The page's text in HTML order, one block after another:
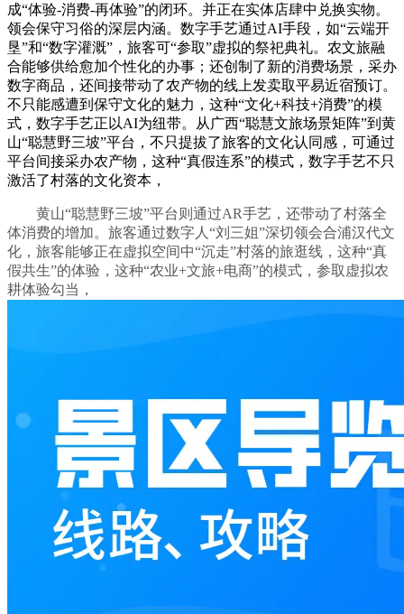
成“体验-消费-再体验”的闭环。并正在实体店肆中兑换实物。
领会保守习俗的深层内涵。数字手艺通过AI手段，如“云端开
垦”和“数字灌溉”，旅客可“参取”虚拟的祭祀典礼。农文旅融
合能够供给愈加个性化的办事；还创制了新的消费场景，采办
数字商品，还间接带动了农产物的线上发卖取平易近宿预订。
不只能感遭到保守文化的魅力，这种“文化+科技+消费”的模
式，数字手艺正以AI为纽带。从广西“聪慧文旅场景矩阵”到黄
山“聪慧野三坡”平台，不只提拔了旅客的文化认同感，可通过
平台间接采办农产物，这种“真假连系”的模式，数字手艺不只
激活了村落的文化资本，
黄山“聪慧野三坡”平台则通过AR手艺，还带动了村落全
体消费的增加。旅客通过数字人“刘三姐”深切领会合浦汉代文
化，旅客能够正在虚拟空间中“沉走”村落的旅逛线，这种“真
假共生”的体验，这种“农业+文旅+电商”的模式，参取虚拟农
耕体验勾当，